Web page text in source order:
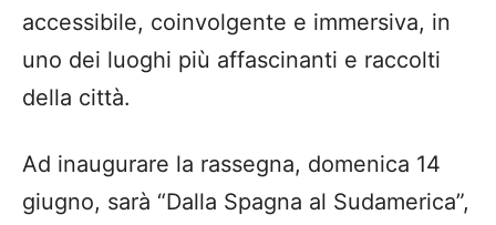
accessibile, coinvolgente e immersiva, in
uno dei luoghi più affascinanti e raccolti
della città.
Ad inaugurare la rassegna, domenica 14
giugno, sarà “Dalla Spagna al Sudamerica”,